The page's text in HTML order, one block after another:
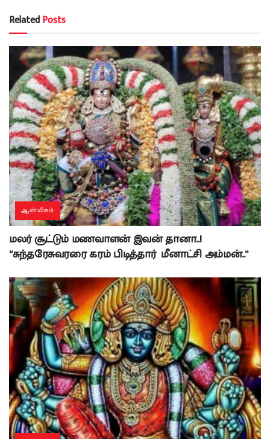
RelatedPosts
ஆன்மிகம்
மலர் சூட்டும் மணவாளன் இவன் தானா..!
“சுந்தரேசுவரரை கரம் பிடித்தார் மீனாட்சி அம்மன்..”